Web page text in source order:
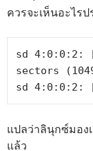
ควรจะเห็นอะไร
sd 4:0:0:2:
sectors
แปลว่าลินุกซ์มอง
แล้ว